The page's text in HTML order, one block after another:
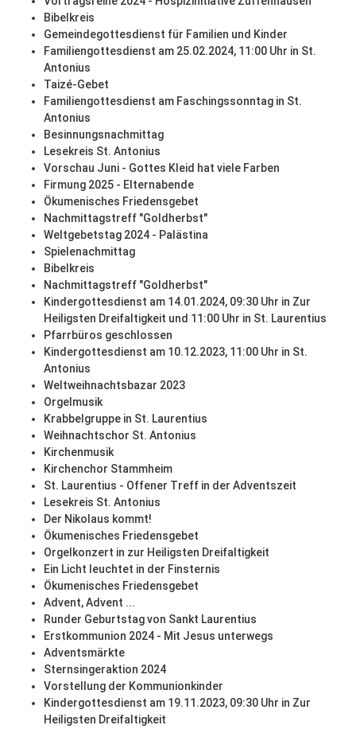
Bibelkreis
Gemeindegottesdienst für Familien und Kinder
Familiengottesdienst am 25.02.2024, 11:00 Uhr in St.
Antonius
Taizé-Gebet
Familiengottesdienst am Faschingssonntag in St.
Antonius
Besinnungsnachmittag
Lesekreis St. Antonius
Vorschau Juni - Gottes Kleid hat viele Farben
Firmung 2025 - Elternabende
Ökumenisches Friedensgebet
Nachmittagstreff "Goldherbst"
Weltgebetstag 2024 - Palästina
Spielenachmittag
Bibelkreis
Nachmittagstreff "Goldherbst"
Kindergottesdienst am 14.01.2024, 09:30 Uhr in Zur
Heiligsten Dreifaltigkeit und 11:00 Uhr in St. Laurentius
Pfarrbüros geschlossen
Kindergottesdienst am 10.12.2023, 11:00 Uhr in St.
Antonius
Weltweihnachtsbazar 2023
Orgelmusik
Krabbelgruppe in St. Laurentius
Weihnachtschor St. Antonius
Kirchenmusik
Kirchenchor Stammheim
St. Laurentius - Offener Treff in der Adventszeit
Lesekreis St. Antonius
Der Nikolaus kommt!
Ökumenisches Friedensgebet
Orgelkonzert in zur Heiligsten Dreifaltigkeit
Ein Licht leuchtet in der Finsternis
Ökumenisches Friedensgebet
Advent, Advent ...
Runder Geburtstag von Sankt Laurentius
Erstkommunion 2024 - Mit Jesus unterwegs
Adventsmärkte
Sternsingeraktion 2024
Vorstellung der Kommunionkinder
Kindergottesdienst am 19.11.2023, 09:30 Uhr in Zur
Heiligsten Dreifaltigkeit